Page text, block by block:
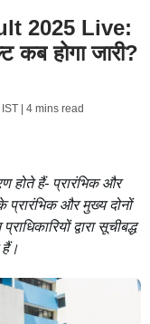
2025 Live:
कब होगा जारी?
| 4 mins read
होते हैं- प्रारंभिक और
प्रारंभिक और मुख्य दोनों
द्वारा सूचीबद्ध
हैं।